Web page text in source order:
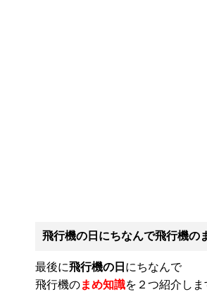
飛行機の日にちなんで飛行機の
最後に飛行機の日 にちなんで
飛行機のまめ知識を２つ紹介しま